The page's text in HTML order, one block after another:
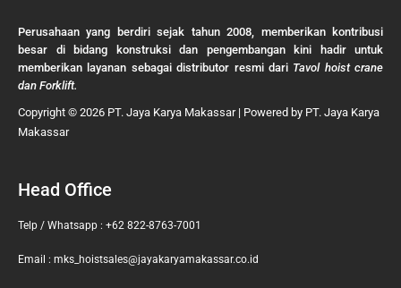
Perusahaan yang berdiri sejak tahun 2008, memberikan kontribusi
besar di bidang konstruksi dan pengembangan kini hadir untuk
memberikan layanan sebagai distributor resmi dari Tavol hoist crane
dan Forklift.
Copyright © 2026 PT. Jaya Karya Makassar | Powered by PT. Jaya Karya
Makassar
Head Office
Telp / Whatsapp : +62 822-8763-7001
Email : mks_hoistsales@jayakaryamakassar.co.id